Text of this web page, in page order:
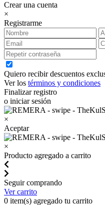
Crear una cuenta
×
Registrarme
Quiero recibir descuentos
Ver los términos y condiciones
Finalizar registro
o iniciar sesión
×
Aceptar
×
Producto agregado a carrito
Seguir comprando
Ver carrito
0 item(s) agregado tu carrito